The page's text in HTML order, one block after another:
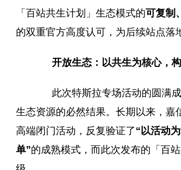
「百站共生计划」生态模式的可复制
的双重官方高度认可，为后续站点落
开放生态：以共生为核心，
此次特斯拉专场活动的圆满成功
生态资源的必然结果。长期以来，嘉
高端闭门活动，反复验证了“以活动
单”的成熟模式，而此次发布的「百